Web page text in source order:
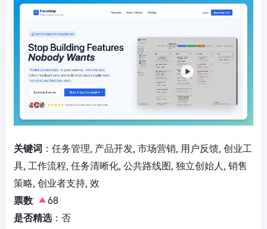
关键词 ：任务管理, 产品开发, 市场营销, 用户反馈, 创业工
具, 工作流程, 任务清晰化, 公共路线图, 独立创始人, 销售
策略, 创业者支持, 效
票数:
68
是否精选：否